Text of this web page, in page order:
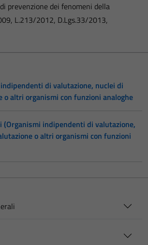
prevenzione dei fenomeni della
L.213/2012, D.Lgs.33/2013,
di valutazione, nuclei di
o altri organismi con funzioni analoghe
(Organismi indipendenti di valutazione,
o altri organismi con funzioni